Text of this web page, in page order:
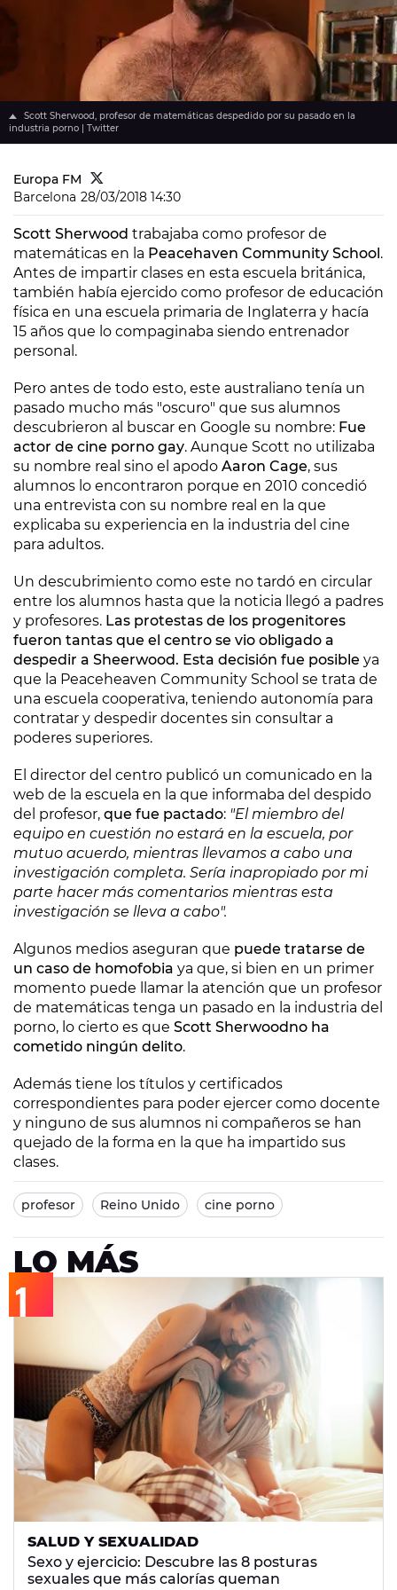
Scott Sherwood, profesor de matemáticas despedido por su pasado en la
industria porno | Twitter
Europa FM
Barcelona 28/03/2018 14:30
Scott Sherwood trabajaba como profesor de
matemáticas en la Peacehaven Community School.
Antes de impartir clases en esta escuela británica,
también había ejercido como profesor de educación
física en una escuela primaria de Inglaterra y hacía
15 años que lo compaginaba siendo entrenador
personal.
Pero antes de todo esto, este australiano tenía un
pasado mucho más "oscuro" que sus alumnos
descubrieron al buscar en Google su nombre: Fue
actor de cine porno gay. Aunque Scott no utilizaba
su nombre real sino el apodo Aaron Cage, sus
alumnos lo encontraron porque en 2010 concedió
una entrevista con su nombre real en la que
explicaba su experiencia en la industria del cine
para adultos.
Un descubrimiento como este no tardó en circular
entre los alumnos hasta que la noticia llegó a padres
y profesores. Las protestas de los progenitores
fueron tantas que el centro se vio obligado a
despedir a Sheerwood. Esta decisión fue posible ya
que la Peaceheaven Community School se trata de
una escuela cooperativa, teniendo autonomía para
contratar y despedir docentes sin consultar a
poderes superiores.
El director del centro publicó un comunicado en la
web de la escuela en la que informaba del despido
del profesor, que fue pactado: "El miembro del
equipo en cuestión no estará en la escuela, por
mutuo acuerdo, mientras llevamos a cabo una
investigación completa. Sería inapropiado por mi
parte hacer más comentarios mientras esta
investigación se lleva a cabo".
Algunos medios aseguran que puede tratarse de
un caso de homofobia ya que, si bien en un primer
momento puede llamar la atención que un profesor
de matemáticas tenga un pasado en la industria del
porno, lo cierto es que Scott Sherwoodno ha
cometido ningún delito.
Además tiene los títulos y certificados
correspondientes para poder ejercer como docente
y ninguno de sus alumnos ni compañeros se han
quejado de la forma en la que ha impartido sus
clases.
profesor Reino Unido cine porno
LO MÁS
SALUD Y SEXUALIDAD
Sexo y ejercicio: Descubre las 8 posturas
sexuales que más calorías queman